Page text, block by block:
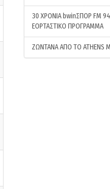
30 ΧΡΟΝΙΑ bwinΣΠΟΡ FM
ΕΟΡΤΑΣΤΙΚΟ ΠΡΟΓΡΑΜΜΑ
ΖΩΝΤΑΝΑ ΑΠΟ ΤΟ ATHENS